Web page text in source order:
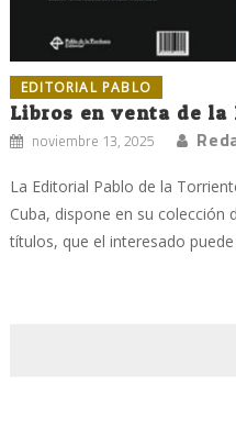
EDITORIAL PABLO
Libros en venta de
noviembre 13, 2025
La Editorial Pablo de la
Cuba, dispone en su colección
títulos, que el interesado